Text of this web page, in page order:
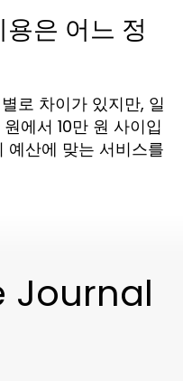
은 어느 정
로 차이가 있지만, 일
에서 10만 원 사이입
예산에 맞는 서비스를
Journal